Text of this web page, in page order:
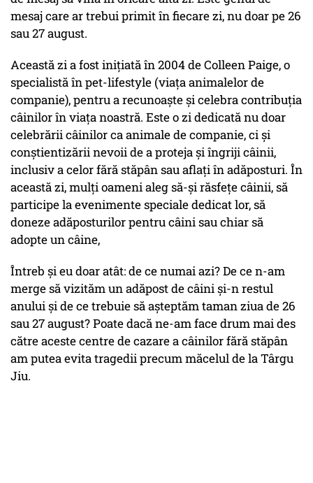
mesaj care ar trebui primit în fiecare zi, nu doar pe 26
sau 27 august.
Această zi a fost inițiată în 2004 de Colleen Paige, o
specialistă în pet-lifestyle (viața animalelor de
companie), pentru a recunoaște și celebra contribuția
câinilor în viața noastră. Este o zi dedicată nu doar
celebrării câinilor ca animale de companie, ci și
conștientizării nevoii de a proteja și îngriji câinii,
inclusiv a celor fără stăpân sau aflați în adăposturi. În
această zi, mulți oameni aleg să-și răsfețe câinii, să
participe la evenimente speciale dedicat lor, să
doneze adăposturilor pentru câini sau chiar să
adopte un câine,
Întreb și eu doar atât: de ce numai azi? De ce n-am
merge să vizităm un adăpost de câini și-n restul
anului și de ce trebuie să așteptăm taman ziua de 26
sau 27 august? Poate dacă ne-am face drum mai des
către aceste centre de cazare a câinilor fără stăpân
am putea evita tragedii precum măcelul de la Târgu
Jiu.